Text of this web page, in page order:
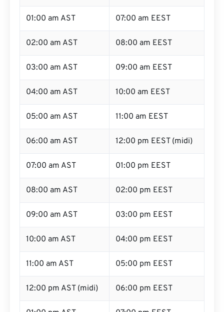
01:00 am AST 07:00 am EEST
02:00 am AST 08:00 am EEST
03:00 am AST 09:00 am EEST
04:00 am AST 10:00 am EEST
05:00 am AST 11:00 am EEST
06:00 am AST 12:00 pm EEST (midi)
07:00 am AST 01:00 pm EEST
08:00 am AST 02:00 pm EEST
09:00 am AST 03:00 pm EEST
10:00 am AST 04:00 pm EEST
11:00 am AST 05:00 pm EEST
12:00 pm AST (midi) 06:00 pm EEST